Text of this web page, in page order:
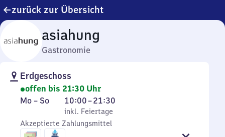
zurück zur Übersicht
asiahung
Gastronomie
Erdgeschoss
offen bis 21:30 Uhr
Montag
Sonntag
Mo – So,
inkl. Feiertage
10:00–21:30
Von
10
Uhr
inkl. Feiertage
Akzeptierte Zahlungsmittel